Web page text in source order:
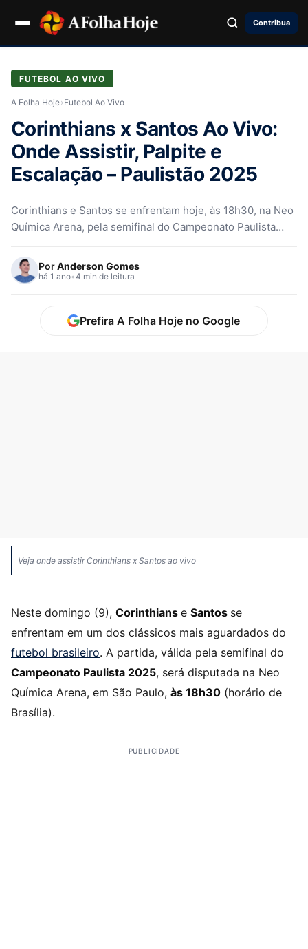
Contribua
FUTEBOL AO VIVO
A Folha Hoje› Futebol Ao Vivo
Corinthians x Santos Ao Vivo:
Onde Assistir, Palpite e
Escalação – Paulistão 2025
Corinthians e Santos se enfrentam hoje, às 18h30, na Neo
Química Arena, pela semifinal do Campeonato Paulista
PorAnderson Gomes
há 1 ano•4 min de leitura
Prefira A Folha Hoje no Google
Veja onde assistir Corinthians x Santos ao vivo
Neste domingo (9), Corinthians e Santos se
enfrentam em um dos clássicos mais aguardados do
futebol brasileiro. A partida, válida pela semifinal do
Campeonato Paulista 2025, será disputada na Neo
Química Arena, em São Paulo, às 18h30 (horário de
Brasília).
PUBLICIDADE